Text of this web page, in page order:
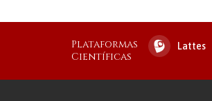
Plataformas
Científicas
Lattes